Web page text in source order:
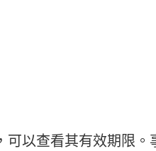
以查看其有效期限